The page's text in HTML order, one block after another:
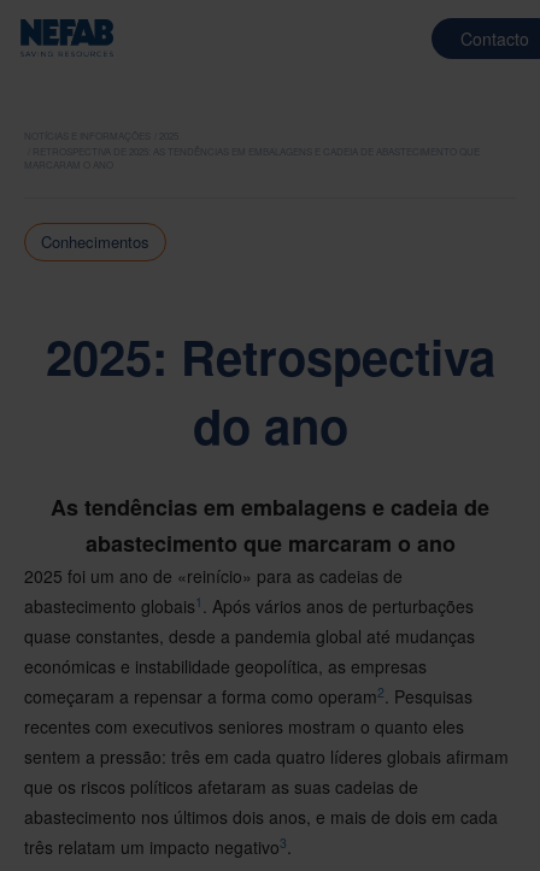
Contacto
NOTÍCIAS E INFORMAÇÕES
RETROSPECTIVA DE 2025: AS TENDÊNCIAS EM EMBALAGENS E CADEIA DE ABASTECIMENTO QUE
MARCARAM O ANO
Conhecimentos
2025: Retrospectiva
do ano
As tendências em embalagens e cadeia de
abastecimento que marcaram o ano
2025 foi um ano de «reinício» para as cadeias de
abastecimento globais 1 . Após vários anos de perturbações
quase constantes, desde a pandemia global até mudanças
económicas e instabilidade geopolítica, as empresas
começaram a repensar a forma como operam2. Pesquisas
recentes com executivos seniores mostram o quanto eles
sentem a pressão: três em cada quatro líderes globais afirmam
que os riscos políticos afetaram as suas cadeias de
abastecimento nos últimos dois anos, e mais de dois em cada
três relatam um impacto negativo3.